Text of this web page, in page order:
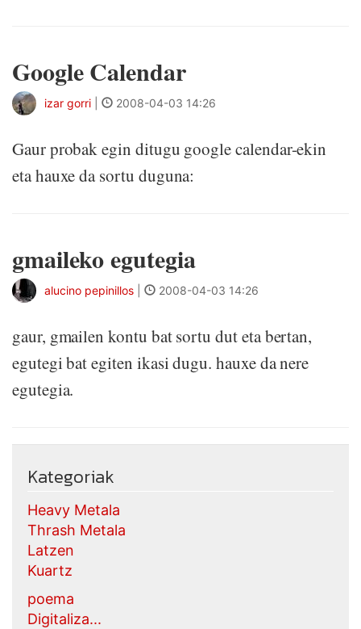
Google Calendar
izar gorri 2008-04-03 14:26
Gaur probak egin ditugu google calendar-ekin
eta hauxe da sortu duguna:
gmaileko egutegia
alucino pepinillos 2008-04-03 14:26
gaur, gmailen kontu bat sortu dut eta bertan,
egutegi bat egiten ikasi dugu. hauxe da nere
egutegia.
Kategoriak
Heavy Metala
Thrash Metala
Latzen
Kuartz
poema
Digitaliza...